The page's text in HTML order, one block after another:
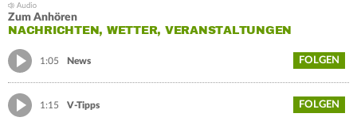
Zum Anhören
NACHRICHTEN, WETTER, VERANSTALTUNGEN
1:05 News FOLGEN
1:15 V-Tipps FOLGEN